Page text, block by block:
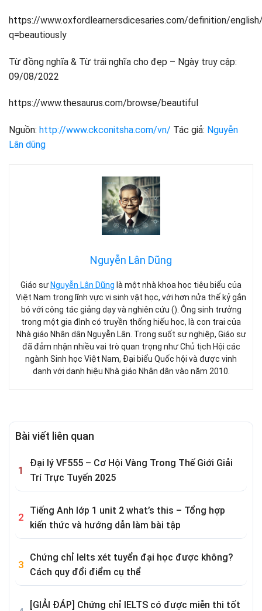
https://www.oxfordlearnersdicesaries.com/definition/
q=beautiously
Từ đồng nghĩa & Từ trái nghĩa cho đẹp – Ngày truy cập:
09/08/2022
https://www.thesaurus.com/browse/beautiful
Nguồn: http://www.ckconitsha.com/vn/ Tác giả: Nguyễn
Lân dũng
Nguyễn Lân Dũng
Giáo sư Nguyễn Lân Dũng là một nhà khoa học tiêu biểu của
Việt Nam trong lĩnh vực vi sinh vật học, với hơn nửa thế kỷ gắn
bó với công tác giảng dạy và nghiên cứu (). Ông sinh trưởng
trong một gia đình có truyền thống hiếu học, là con trai của
Nhà giáo Nhân dân Nguyễn Lân. Trong suốt sự nghiệp, Giáo sư
đã đảm nhận nhiều vai trò quan trọng như Chủ tịch Hội các
ngành Sinh học Việt Nam, Đại biểu Quốc hội và được vinh
danh với danh hiệu Nhà giáo Nhân dân vào năm 2010.
Bài viết liên quan
Đại lý VF555 – Cơ Hội Vàng Trong Thế Giới Giải
Trí Trực Tuyến 2025
Tiếng Anh lớp 1 unit 2 what’s this – Tổng hợp
kiến thức và hướng dẫn làm bài tập
Chứng chỉ Ielts xét tuyển đại học được không?
Cách quy đổi điểm cụ thể
[GIẢI ĐÁP] Chứng chỉ IELTS có được miễn thi tốt